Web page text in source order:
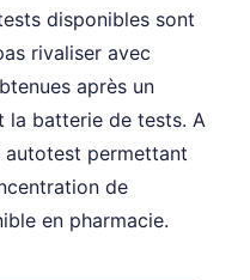
disponibles sont
rivaliser avec
après un
la batterie de tests. A
autotest permettant
de
en pharmacie.